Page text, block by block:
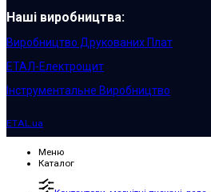
Наші виробництва:
Виробництво Друкованих Плат
ЕТАЛ-Електрощит
Інструментальне Виробництво
ETAL.ua
Меню
Каталог